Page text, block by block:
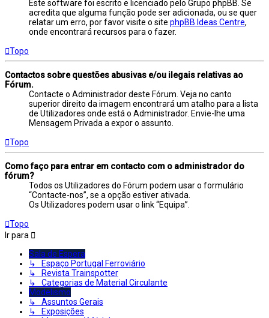
Este software foi escrito e licenciado pelo Grupo phpBB. Se
acredita que alguma função pode ser adicionada, ou se quer
relatar um erro, por favor visite o site phpBB Ideas Centre,
onde encontrará recursos para o fazer.
Topo
Contactos sobre questões abusivas e/ou ilegais relativas ao
Fórum.
Contacte o Administrador deste Fórum. Veja no canto
superior direito da imagem encontrará um atalho para a lista
de Utilizadores onde está o Administrador. Envie-lhe uma
Mensagem Privada a expor o assunto.
Topo
Como faço para entrar em contacto com o administrador do
fórum?
Todos os Utilizadores do Fórum podem usar o formulário
“Contacte-nos”, se a opção estiver ativada.
Os Utilizadores podem usar o link “Equipa”.
Topo
Ir para
Sala de Espera
↳ Espaço Portugal Ferroviário
↳ Revista Trainspotter
↳ Categorias de Material Circulante
Modelismo
↳ Assuntos Gerais
↳ Exposições